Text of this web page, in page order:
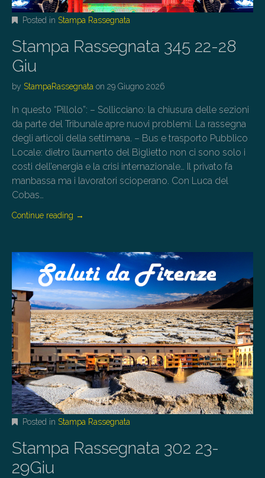
Posted in Stampa Rassegnata
Stampa Rassegnata 345 22-28
Giu
by StampaRassegnata on 29 Giugno 2026
In questo “Pillolo”: – Sollicciano: la chiusura delle sezioni
da parte del Tribunale apre nuovi problemi. La rassegna
degli articoli della settimana. – Bus e trasporto Pubblico
Locale: dietro l’aumento del Biglietto non ci sono solo i
costi dell’energia e la crisi internazionale… Il privato fa
manbassa ma i lavoratori scioperano. Con Luca del
Cobas…
Continue reading →
Posted in Stampa Rassegnata
Stampa Rassegnata 302 23-
29Giu